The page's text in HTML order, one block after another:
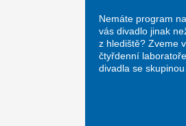
Nemáte program
vás divadlo jinak
z hlediště? Zveme
čtyřdenní
divadla se